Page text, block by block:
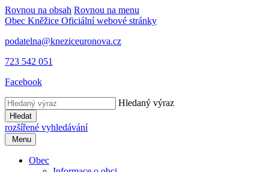
Rovnou na obsah Rovnou na menu
Obec Kněžice Oficiální webové stránky
podatelna@kneziceuronova.cz
723 542 051
Facebook
Hledaný výraz
Hledat
rozšířené vyhledávání
Menu
Obec